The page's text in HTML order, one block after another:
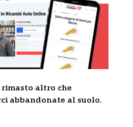
altro che
abbandonate al suolo.